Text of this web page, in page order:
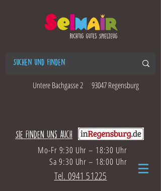
Untere Bachgasse 2 93047 Regensburg
Sie finden uns auch
Tel. 0941 51225
Mo-Fr 9:30 Uhr – 18:30 Uhr
Sa 9:30 Uhr – 18:00 Uhr